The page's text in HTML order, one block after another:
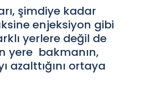
şimdiye kadar
enjeksiyon gibi
yerlere değil de
yere bakmanın,
azalttığını ortaya